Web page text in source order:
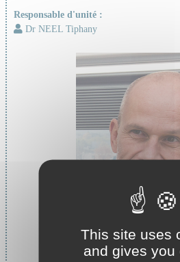
Responsable d'unité :
Dr NEEL Tiphany
Chef de
This site uses
and gives you